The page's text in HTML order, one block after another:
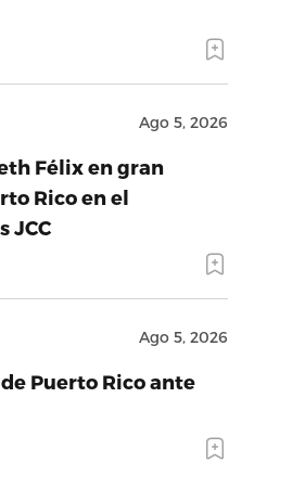
Ago 5, 2026
Félix en gran
Rico en el
JCC
Ago 5, 2026
Puerto Rico ante